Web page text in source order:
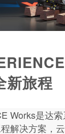
新旅程
Works是达
解决方案，